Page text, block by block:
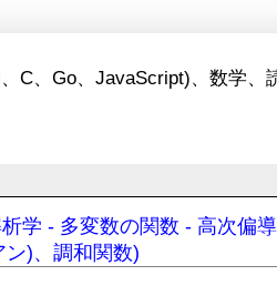
C、Go、JavaScript)、数学、
学 - 多変数の関数 - 高次偏
)、調和関数)